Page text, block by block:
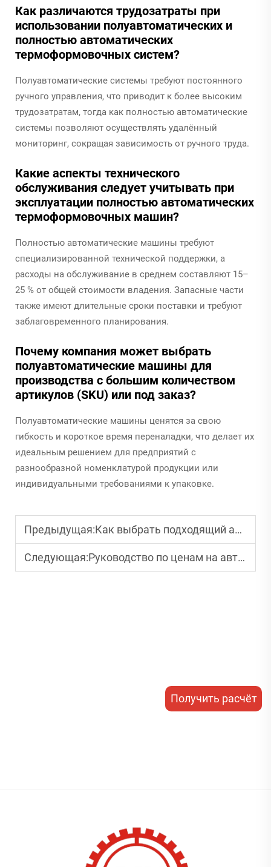
Как различаются трудозатраты при
использовании полуавтоматических и
полностью автоматических
термоформовочных систем?
Полуавтоматические системы требуют постоянного
ручного управления, что приводит к более высоким
трудозатратам, тогда как полностью автоматические
системы позволяют осуществлять удалённый
мониторинг, сокращая зависимость от ручного труда.
Какие аспекты технического
обслуживания следует учитывать при
эксплуатации полностью автоматических
термоформовочных машин?
Полностью автоматические машины требуют
специализированной технической поддержки, а
расходы на обслуживание в среднем составляют 15–
25 % от общей стоимости владения. Запасные части
также имеют длительные сроки поставки и требуют
заблаговременного планирования.
Почему компания может выбрать
полуавтоматические машины для
производства с большим количеством
артикулов (SKU) или под заказ?
Полуавтоматические машины ценятся за свою
гибкость и короткое время переналадки, что делает их
идеальным решением для предприятий с
разнообразной номенклатурой продукции или
индивидуальными требованиями к упаковке.
Предыдущая:Как выбрать подходящий автоматический упаковочный станок для вашего бизнеса
Следующая:Руководство по ценам на автоматические упаковочные машины: что нужно знать
Получить расчёт